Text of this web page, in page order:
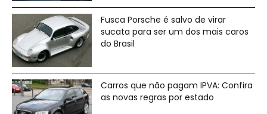
Fusca Porsche é salvo de virar
sucata para ser um dos mais caros
do Brasil
Carros que não pagam IPVA: Confira
as novas regras por estado